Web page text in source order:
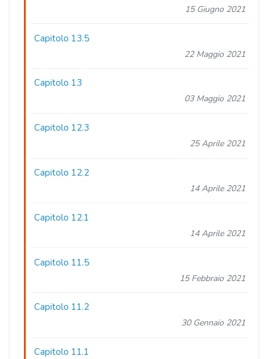
15 Giugno 2021
Capitolo 13.5
22 Maggio 2021
Capitolo 13
03 Maggio 2021
Capitolo 12.3
25 Aprile 2021
Capitolo 12.2
14 Aprile 2021
Capitolo 12.1
14 Aprile 2021
Capitolo 11.5
15 Febbraio 2021
Capitolo 11.2
30 Gennaio 2021
Capitolo 11.1